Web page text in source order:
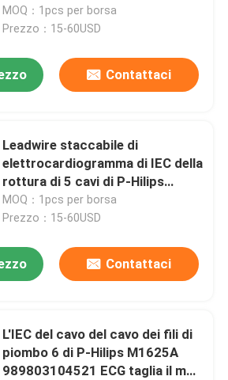
Hellige Kontron
MOQ：1pcs per borsa
Prezzo：15-60USD
Contattaci
Leadwire staccabile di
elettrocardiogramma di IEC della
rottura di 5 cavi di P-Hilips
M1633A M1625A M1621A
989803104571
MOQ：1pcs per borsa
Prezzo：15-60USD
Contattaci
L'IEC del cavo del cavo dei fili di
piombo 6 di P-Hilips M1625A
989803104521 ECG taglia il mp